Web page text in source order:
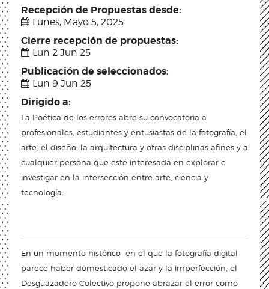
Recepción de Propuestas desde:
Lunes, Mayo 5, 2025
Cierre recepción de propuestas:
Lun 2 Jun 25
Publicación de seleccionados:
Lun 9 Jun 25
Dirigido a:
La Poética de los errores abre su convocatoria a
profesionales, estudiantes y entusiastas de la fotografía, el
arte, el diseño, la arquitectura y otras disciplinas afines y a
cualquier persona que esté interesada en explorar e
investigar en la intersección entre arte, ciencia y
tecnología.
En un momento histórico en el que la fotografía digital
parece haber domesticado el azar y la imperfección, el
Desguazadero Colectivo propone abrazar el error como